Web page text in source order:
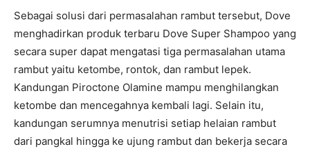
Sebagai solusi dari permasalahan rambut tersebut, Dove
menghadirkan produk terbaru Dove Super Shampoo yang
secara super dapat mengatasi tiga permasalahan utama
rambut yaitu ketombe, rontok, dan rambut lepek.
Kandungan Piroctone Olamine mampu menghilangkan
ketombe dan mencegahnya kembali lagi. Selain itu,
kandungan serumnya menutrisi setiap helaian rambut
dari pangkal hingga ke ujung rambut dan bekerja secara